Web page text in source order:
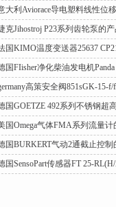
大利Aviorace导电塑料线性位
克Jihostroj P23系列齿轮泵的
国KIMO温度变送器25637
国FIisher净化柴油发电机
高策安全阀851sGK-15-
国GOETZE 492系列不锈钢超
国Omega气体FMA系列流量
国BURKERT气动2通截止控
国SensoPart传感器FT 25-